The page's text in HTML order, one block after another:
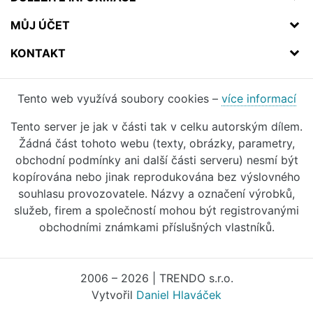
MŮJ ÚČET
KONTAKT
Tento web využívá soubory cookies – více informací
Tento server je jak v části tak v celku autorským dílem.
Žádná část tohoto webu (texty, obrázky, parametry,
obchodní podmínky ani další části serveru) nesmí být
kopírována nebo jinak reprodukována bez výslovného
souhlasu provozovatele. Názvy a označení výrobků,
služeb, firem a společností mohou být registrovanými
obchodními známkami příslušných vlastníků.
2006 – 2026 | TRENDO s.r.o.
Vytvořil Daniel Hlaváček